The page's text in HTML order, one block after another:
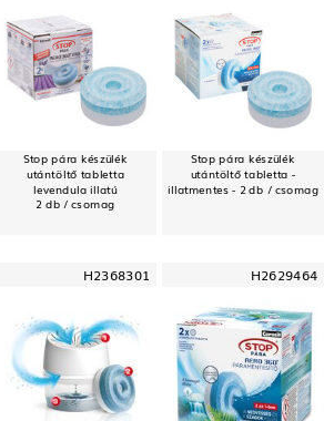
Stop pára készülék
utántöltő tabletta
levendula illatú
2 db / csomag
Stop pára készülék
utántöltő tabletta -
illatmentes - 2 db / csomag
H2368301 H2629464